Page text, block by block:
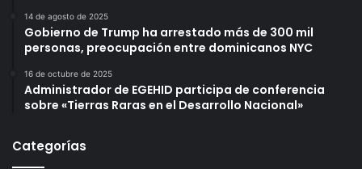
14 de agosto de 2025
Gobierno de Trump ha arrestado más de 300 mil
personas, preocupación entre dominicanos NYC
16 de octubre de 2025
Administrador de EGEHID participa de conferencia
sobre «Tierras Raras en el Desarrollo Nacional»
Categorías